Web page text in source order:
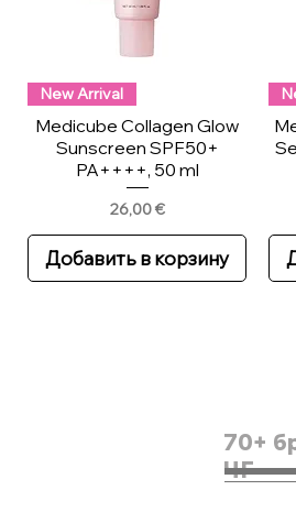
New Arrival
Medicube Collagen Glow
Sunscreen SPF50+
PA++++, 50 ml
Цена
26,00 €
Добавить в корзину
70+
ЧГ